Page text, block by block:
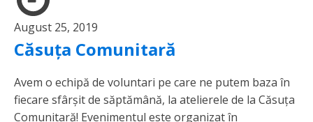
August 25, 2019
Căsuța Comunitară
Avem o echipă de voluntari pe care ne putem baza în
fiecare sfârșit de săptămână, la atelierele de la Căsuța
Comunitară! Evenimentul este organizat în